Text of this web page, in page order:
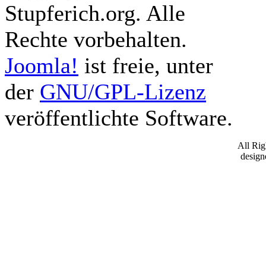
Stupferich.org. Alle
Rechte vorbehalten.
Joomla! ist freie, unter
der GNU/GPL-Lizenz
veröffentlichte Software.
All